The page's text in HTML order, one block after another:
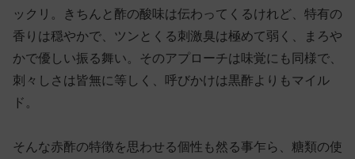
ックリ。きちんと酢の酸味は伝わってくるけれど、特有の
香りは穏やかで、ツンとくる刺激臭は極めて弱く、まろや
かで優しい振る舞い。そのアプローチは味覚にも同様で、
刺々しさは皆無に等しく、呼びかけは黒酢よりもマイル
ド。
そんな赤酢の特徴を思わせる個性も然る事乍ら、糖類の使